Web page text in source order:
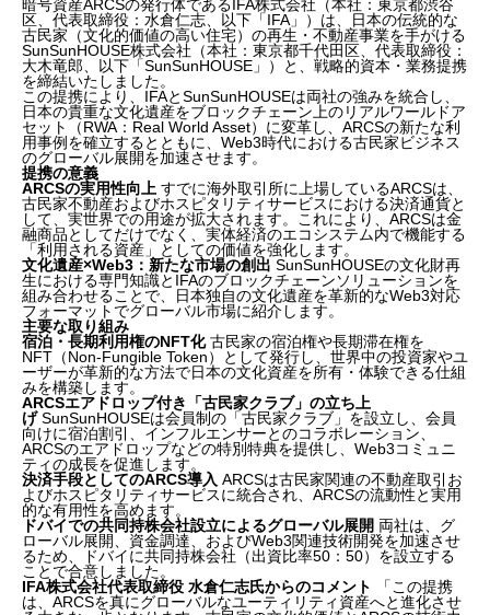
暗号資産ARCSの発行体であるIFA株式会社（本社：東京都渋谷
区、代表取締役：水倉仁志、以下「IFA」）は、日本の伝統的な
古民家（文化的価値の高い住宅）の再生・不動産事業を手がける
SunSunHOUSE株式会社（本社：東京都千代田区、代表取締役：
大木竜郎、以下「SunSunHOUSE」）と、戦略的資本・業務提携
を締結いたしました。
この提携により、IFAとSunSunHOUSEは両社の強みを統合し、
日本の貴重な文化遺産をブロックチェーン上のリアルワールドア
セット（RWA：Real World Asset）に変革し、ARCSの新たな利
用事例を確立するとともに、Web3時代における古民家ビジネス
のグローバル展開を加速させます。
提携の意義
ARCSの実用性向上 すでに海外取引所に上場しているARCSは、
古民家不動産およびホスピタリティサービスにおける決済通貨と
して、実世界での用途が拡大されます。これにより、ARCSは金
融商品としてだけでなく、実体経済のエコシステム内で機能する
「利用される資産」としての価値を強化します。
文化遺産×Web3：新たな市場の創出 SunSunHOUSEの文化財再
生における専門知識とIFAのブロックチェーンソリューションを
組み合わせることで、日本独自の文化遺産を革新的なWeb3対応
フォーマットでグローバル市場に紹介します。
主要な取り組み
宿泊・長期利用権のNFT化古民家の宿泊権や長期滞在権を
NFT（Non-Fungible Token）として発行し、世界中の投資家やユ
ーザーが革新的な方法で日本の文化資産を所有・体験できる仕組
みを構築します。
ARCSエアドロップ付き「古民家クラブ」の立ち上
げSunSunHOUSEは会員制の「古民家クラブ」を設立し、会員
向けに宿泊割引、インフルエンサーとのコラボレーション、
ARCSのエアドロップなどの特別特典を提供し、Web3コミュニ
ティの成長を促進します。
決済手段としてのARCS導入 ARCSは古民家関連の不動産取引お
よびホスピタリティサービスに統合され、ARCSの流動性と実用
的な有用性を高めます。
ドバイでの共同持株会社設立によるグローバル展開 両社は、グ
ローバル展開、資金調達、およびWeb3関連技術開発を加速させ
るため、ドバイに共同持株会社（出資比率50：50）を設立する
ことで合意しました。
IFA株式会社代表取締役 水倉仁志氏からのコメント
「この提携
は、ARCSを真にグローバルなユーティリティ資産へと進化させ